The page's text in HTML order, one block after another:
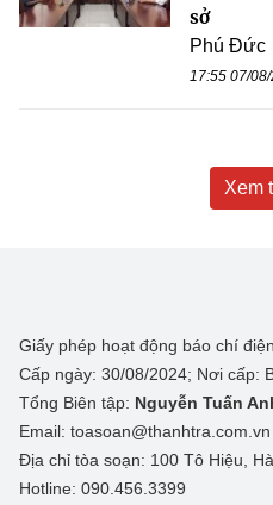
sở
Phú Đức
17:55 07/
Xem
Giấy phép hoạt động báo chí
Cấp ngày: 30/08/2024; Nơi cấp:
Tổng Biên tập: Nguyễn Tuấn
Email: toasoan@thanhtra.com.vn
Địa chỉ tòa soạn: 100 Tô Hiệu,
Hotline: 090.456.3399